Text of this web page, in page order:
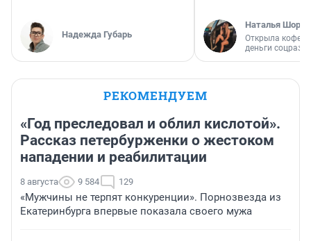
Надежда Губарь
Наталья
Открыла
деньги
РЕКОМЕНДУЕМ
«Год преследовал и облил кислотой».
Рассказ петербурженки о жестоком
нападении и реабилитации
8 августа 9 584 129
«Мужчины не терпят конкуренции». Порнозвезда из
Екатеринбурга впервые показала своего мужа